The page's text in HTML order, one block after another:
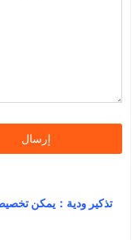
إرسال
تذكير ودية：يمكن